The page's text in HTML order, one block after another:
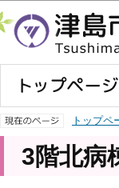
トップペ
3階北病